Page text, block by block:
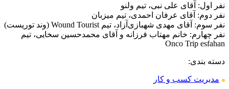
نفر اول: آقای علی نبی، تیم ولنو
نفر دوم: آقای عرفان احمدی، تیم میزبان
نفر سوم: آقای مهدی شهبازی‌آزاد، تیم Wound Tourist (وند توریست)
نفر چهارم: خانم مهتاب فرزانه و آقای محمدحسین سخایی، تیم
Onco Trip esfahan
دسته بندی:
مدیریت کسب و کار